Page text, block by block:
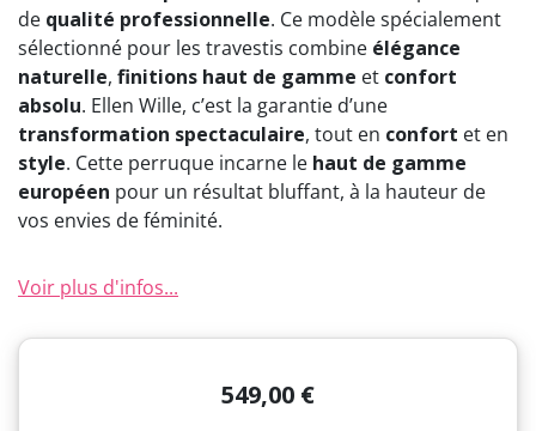
de qualité professionnelle. Ce modèle spécialement
sélectionné pour les travestis combine élégance
naturelle, finitions haut de gamme et confort
absolu. Ellen Wille, c’est la garantie d’une
transformation spectaculaire, tout en confort et en
style. Cette perruque incarne le haut de gamme
européen pour un résultat bluffant, à la hauteur de
vos envies de féminité.
Voir plus d'infos...
549,00 €